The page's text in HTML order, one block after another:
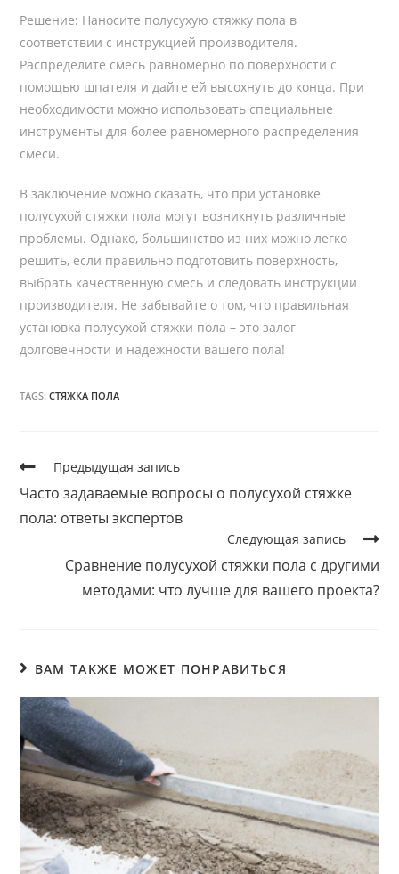
Решение: Наносите полусухую стяжку пола в
соответствии с инструкцией производителя.
Распределите смесь равномерно по поверхности с
помощью шпателя и дайте ей высохнуть до конца. При
необходимости можно использовать специальные
инструменты для более равномерного распределения
смеси.
В заключение можно сказать, что при установке
полусухой стяжки пола могут возникнуть различные
проблемы. Однако, большинство из них можно легко
решить, если правильно подготовить поверхность,
выбрать качественную смесь и следовать инструкции
производителя. Не забывайте о том, что правильная
установка полусухой стяжки пола – это залог
долговечности и надежности вашего пола!
TAGS:СТЯЖКА ПОЛА
Предыдущая запись
Часто задаваемые вопросы о полусухой стяжке
пола: ответы экспертов
Следующая запись
Сравнение полусухой стяжки пола с другими
методами: что лучше для вашего проекта?
ВАМ ТАКЖЕ МОЖЕТ ПОНРАВИТЬСЯ